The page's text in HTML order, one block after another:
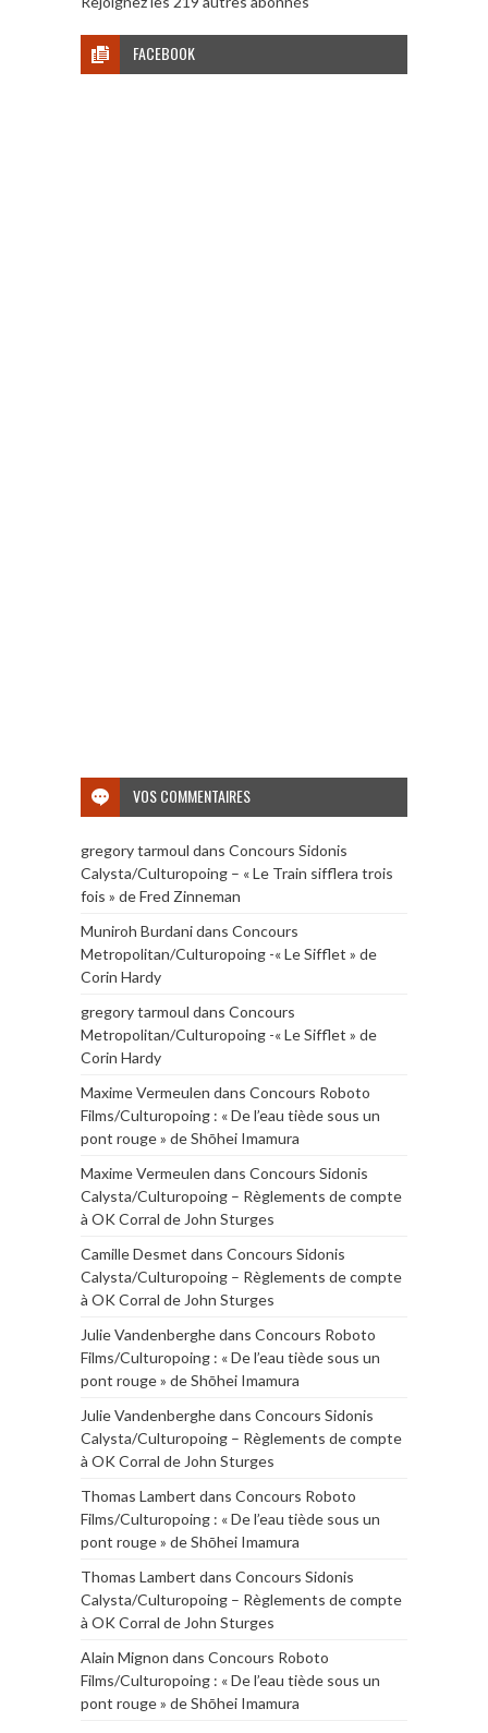
FACEBOOK
VOS COMMENTAIRES
gregory tarmoul dans Concours Sidonis
Calysta/Culturopoing – « Le Train sifflera trois
fois » de Fred Zinneman
Muniroh Burdanidans Concours
Metropolitan/Culturopoing -« Le Sifflet » de
Corin Hardy
gregory tarmoul dans Concours
Metropolitan/Culturopoing -« Le Sifflet » de
Corin Hardy
Maxime Vermeulen dans Concours Roboto
Films/Culturopoing : « De l’eau tiède sous un
pont rouge » de Shōhei Imamura
Maxime Vermeulen dans Concours Sidonis
Calysta/Culturopoing – Règlements de compte
à OK Corral de John Sturges
Camille Desmet dans Concours Sidonis
Calysta/Culturopoing – Règlements de compte
à OK Corral de John Sturges
Julie Vandenberghedans Concours Roboto
Films/Culturopoing : « De l’eau tiède sous un
pont rouge » de Shōhei Imamura
Julie Vandenberghedans Concours Sidonis
Calysta/Culturopoing – Règlements de compte
à OK Corral de John Sturges
Thomas Lambert dans Concours Roboto
Films/Culturopoing : « De l’eau tiède sous un
pont rouge » de Shōhei Imamura
Thomas Lambert dans Concours Sidonis
Calysta/Culturopoing – Règlements de compte
à OK Corral de John Sturges
Alain Mignon dans Concours Roboto
Films/Culturopoing : « De l’eau tiède sous un
pont rouge » de Shōhei Imamura